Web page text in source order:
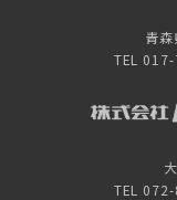
青
TEL
TEL